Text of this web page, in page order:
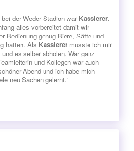
der Weder Stadion war Kassierer.
alles vorbereitet damit wir
Bedienung genug Biere, Säfte und
hatten. Als Kassierer musste ich mir
es selber abholen. War ganz
und Kollegen war auch
Abend und ich habe mich
neu Sachen gelernt.“